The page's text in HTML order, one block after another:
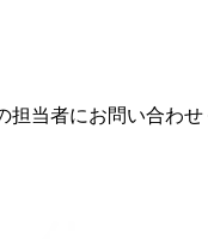
当者にお問い合わせ